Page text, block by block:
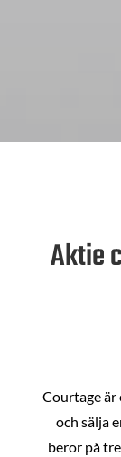
Aktie
Courtage är
och sälja
beror på